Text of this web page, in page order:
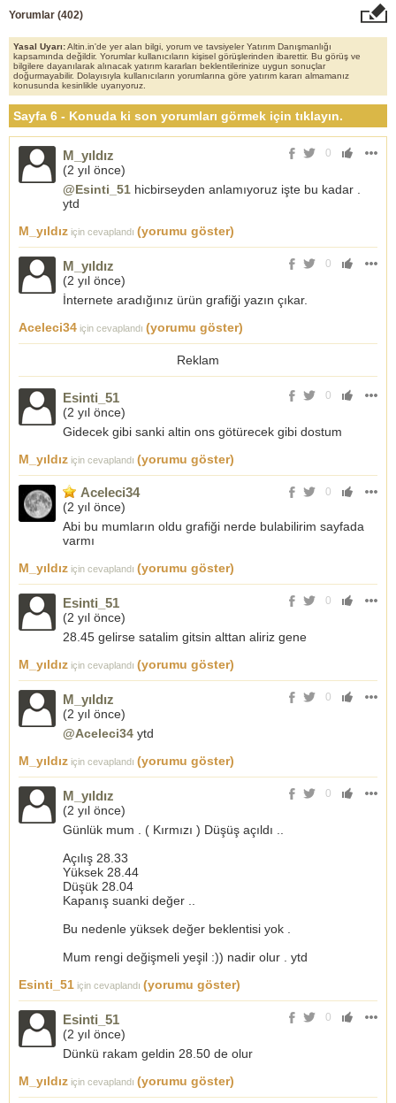
Yorumlar (402)
Yasal Uyarı:Altin.in'de yer alan bilgi, yorum ve tavsiyeler Yatırım Danışmanlığı
kapsamında değildir. Yorumlar kullanıcıların kişisel görüşlerinden ibarettir. Bu görüş ve
bilgilere dayanılarak alınacak yatırım kararları beklentilerinize uygun sonuçlar
doğurmayabilir. Dolayısıyla kullanıcıların yorumlarına göre yatırım kararı almamanız
konusunda kesinlikle uyarıyoruz.
Sayfa 6 - Konuda ki son yorumları görmek için tıklayın.
0
M_yıldız
(2 yıl önce)
@Esinti_51 hicbirseyden anlamıyoruz işte bu kadar .
ytd
M_yıldız için cevaplandı (yorumu göster)
0
M_yıldız
(2 yıl önce)
İnternete aradığınız ürün grafiği yazın çıkar.
Aceleci34 için cevaplandı (yorumu göster)
Reklam
0
Esinti_51
(2 yıl önce)
Gidecek gibi sanki altin ons götürecek gibi dostum
M_yıldız için cevaplandı (yorumu göster)
0
Aceleci34
(2 yıl önce)
Abi bu mumların oldu grafiği nerde bulabilirim sayfada
varmı
M_yıldız için cevaplandı (yorumu göster)
0
Esinti_51
(2 yıl önce)
28.45 gelirse satalim gitsin alttan aliriz gene
M_yıldız için cevaplandı (yorumu göster)
0
M_yıldız
(2 yıl önce)
@Aceleci34 ytd
M_yıldız için cevaplandı (yorumu göster)
0
M_yıldız
(2 yıl önce)
Günlük mum . ( Kırmızı ) Düşüş açıldı ..
Açılış 28.33
Yüksek 28.44
Düşük 28.04
Kapanış suanki değer ..
Bu nedenle yüksek değer beklentisi yok .
Mum rengi değişmeli yeşil :)) nadir olur . ytd
Esinti_51 için cevaplandı (yorumu göster)
0
Esinti_51
(2 yıl önce)
Dünkü rakam geldin 28.50 de olur
M_yıldız için cevaplandı (yorumu göster)